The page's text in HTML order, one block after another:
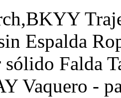
Espalda
sólido Falda
Vaquero -